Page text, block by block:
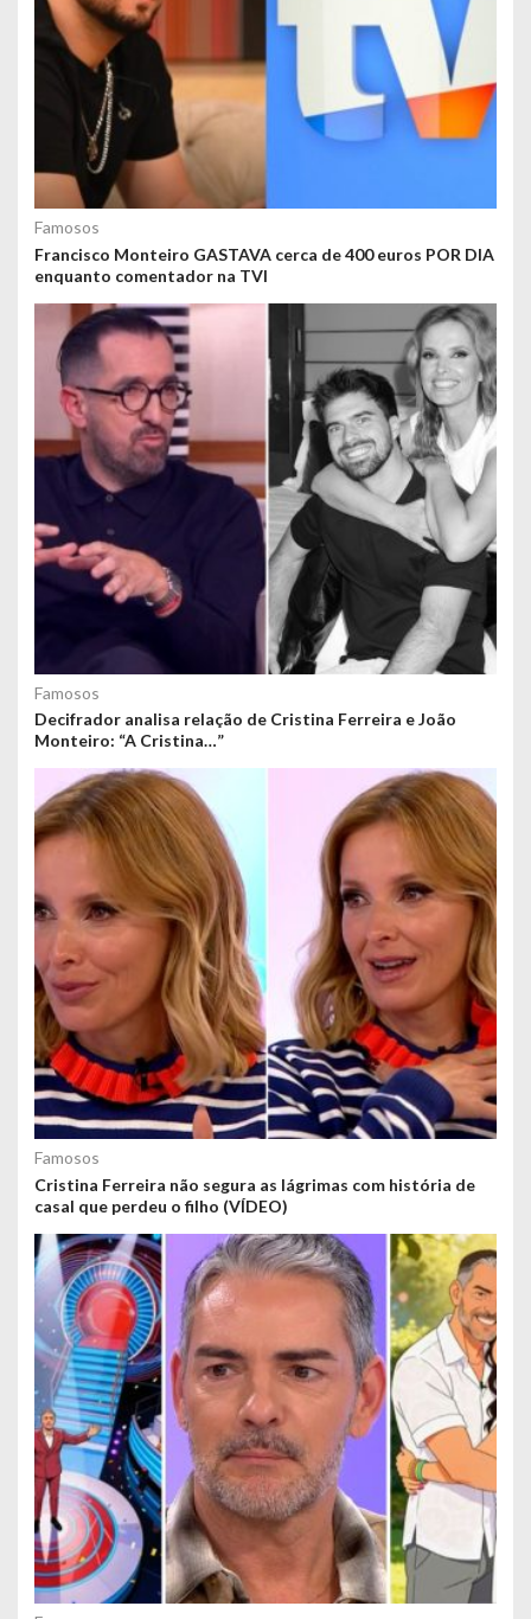
Famosos
Francisco Monteiro GASTAVA cerca de 400 euros POR DIA
enquanto comentador na TVI
Famosos
Decifrador analisa relação de Cristina Ferreira e João
Monteiro: “A Cristina…”
Famosos
Cristina Ferreira não segura as lágrimas com história de
casal que perdeu o filho (VÍDEO)